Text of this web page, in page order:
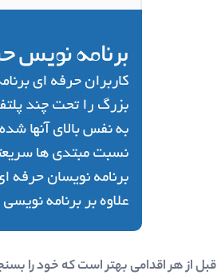
قبل از هر اقدامی بهتر است که خود را